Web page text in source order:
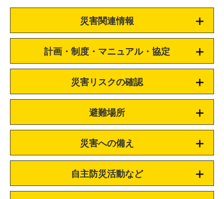
災害関連情報
計画・制度・マニュアル・協定
災害リスクの確認
避難場所
災害への備え
自主防災活動など